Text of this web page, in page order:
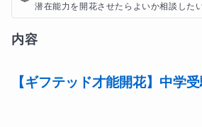
潜在能力を開花させたらよいか相談したい
内容
【ギフテッド才能開花】中学